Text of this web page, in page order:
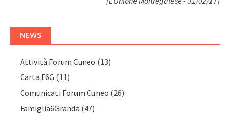
NEWS
Attività Forum Cuneo (13)
Carta F6G (11)
Comunicati Forum Cuneo (26)
Famiglia6Granda (47)